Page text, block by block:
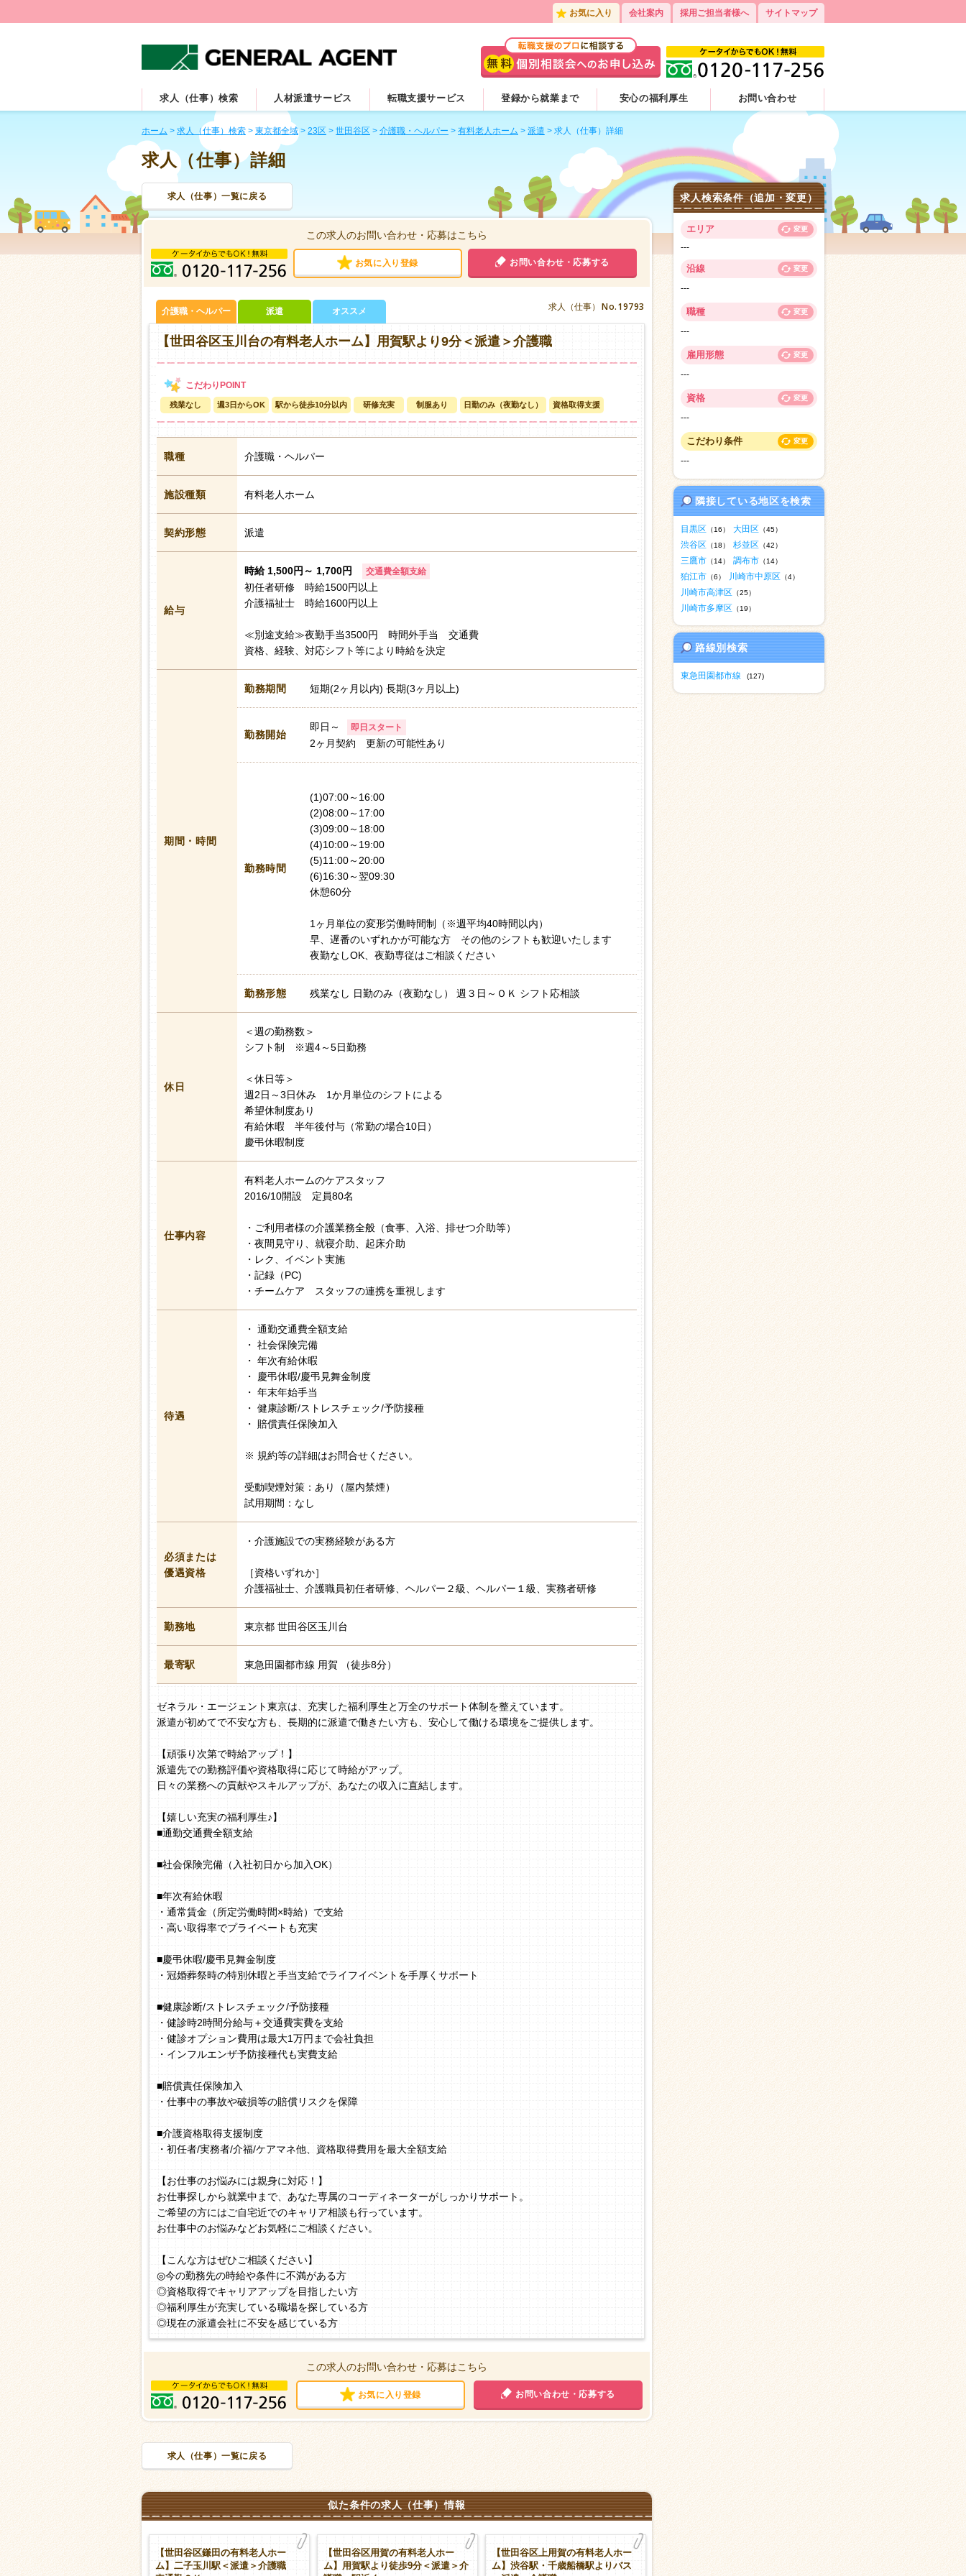
お気に入り 会社案内 採用ご担当者様へ サイトマップ
求人（仕事）検索 人材派遣サービス 転職支援サービス 登録から就業まで 安心の福利厚生 お問い合わせ
ホーム > 求人（仕事）検索 > 東京都全域> 23区 > 世田谷区 > 介護職・ヘルパー > 有料老人ホーム > 派遣 > 求人（仕事）詳細
求人（仕事）詳細
求人（仕事）一覧に戻る
この求人のお問い合わせ・応募はこちら
お気に入り登録 お問い合わせ・応募する
求人（仕事） No.19793
介護職・ヘルパー 派遣 オススメ
【世田谷区玉川台の有料老人ホーム】用賀駅より9分＜派遣＞介護職
残業なし 週3日からOK 駅から徒歩10分以内 研修充実 制服あり 日勤のみ（夜勤なし） 資格取得支援
職種 介護職・ヘルパー
施設種類 有料老人ホーム
契約形態 派遣
給与
時給 1,500円～ 1,700円 交通費全額支給
初任者研修 時給1500円以上
介護福祉士 時給1600円以上
≪別途支給≫夜勤手当3500円 時間外手当 交通費
資格、経験、対応シフト等により時給を決定
期間・時間
勤務期間 短期(2ヶ月以内) 長期(3ヶ月以上)
勤務開始
即日～ 即日スタート
2ヶ月契約 更新の可能性あり
勤務時間
(1)07:00～16:00
(2)08:00～17:00
(3)09:00～18:00
(4)10:00～19:00
(5)11:00～20:00
(6)16:30～翌09:30
休憩60分
1ヶ月単位の変形労働時間制（※週平均40時間以内）
早、遅番のいずれかが可能な方 その他のシフトも歓迎いたします
夜勤なしOK、夜勤専従はご相談ください
勤務形態 残業なし 日勤のみ（夜勤なし） 週３日～ＯＫ シフト応相談
休日
＜週の勤務数＞
シフト制 ※週4～5日勤務
＜休日等＞
週2日～3日休み 1か月単位のシフトによる
希望休制度あり
有給休暇 半年後付与（常勤の場合10日）
慶弔休暇制度
仕事内容
有料老人ホームのケアスタッフ
2016/10開設 定員80名
・ご利用者様の介護業務全般（食事、入浴、排せつ介助等）
・夜間見守り、就寝介助、起床介助
・レク、イベント実施
・記録（PC)
・チームケア スタッフの連携を重視します
待遇
・ 通勤交通費全額支給
・ 社会保険完備
・ 年次有給休暇
・ 慶弔休暇/慶弔見舞金制度
・ 年末年始手当
・ 健康診断/ストレスチェック/予防接種
・ 賠償責任保険加入
※ 規約等の詳細はお問合せください。
受動喫煙対策：あり（屋内禁煙）
試用期間：なし
必須または
優遇資格
・介護施設での実務経験がある方
［資格いずれか］
介護福祉士、介護職員初任者研修、ヘルパー２級、ヘルパー１級、実務者研修
勤務地 東京都 世田谷区玉川台
最寄駅 東急田園都市線 用賀 （徒歩8分）
ゼネラル・エージェント東京は、充実した福利厚生と万全のサポート体制を整えています。
派遣が初めてで不安な方も、長期的に派遣で働きたい方も、安心して働ける環境をご提供します。
【頑張り次第で時給アップ！】
派遣先での勤務評価や資格取得に応じて時給がアップ。
日々の業務への貢献やスキルアップが、あなたの収入に直結します。
【嬉しい充実の福利厚生♪】
■通勤交通費全額支給
■社会保険完備（入社初日から加入OK）
■年次有給休暇
・通常賃金（所定労働時間×時給）で支給
・高い取得率でプライベートも充実
■慶弔休暇/慶弔見舞金制度
・冠婚葬祭時の特別休暇と手当支給でライフイベントを手厚くサポート
■健康診断/ストレスチェック/予防接種
・健診時2時間分給与＋交通費実費を支給
・健診オプション費用は最大1万円まで会社負担
・インフルエンザ予防接種代も実費支給
■賠償責任保険加入
・仕事中の事故や破損等の賠償リスクを保障
■介護資格取得支援制度
・初任者/実務者/介福/ケアマネ他、資格取得費用を最大全額支給
【お仕事のお悩みには親身に対応！】
お仕事探しから就業中まで、あなた専属のコーディネーターがしっかりサポート。
ご希望の方にはご自宅近でのキャリア相談も行っています。
お仕事中のお悩みなどお気軽にご相談ください。
【こんな方はぜひご相談ください】
◎今の勤務先の時給や条件に不満がある方
◎資格取得でキャリアアップを目指したい方
◎福利厚生が充実している職場を探している方
◎現在の派遣会社に不安を感じている方
この求人のお問い合わせ・応募はこちら
お気に入り登録 お問い合わせ・応募する
求人（仕事）一覧に戻る
似た条件の求人（仕事）情報
【世田谷区鎌田の有料老人ホー
ム】二子玉川駅＜派遣＞介護職
【世田谷区用賀の有料老人ホー
ム】用賀駅より徒歩9分＜派遣＞介
【世田谷区上用賀の有料老人ホー
ム】渋谷駅・千歳船橋駅よりバス
求人検索条件（追加・変更）
エリア 変更
---
沿線 変更
---
職種 変更
---
雇用形態 変更
---
資格 変更
---
こだわり条件 変更
---
隣接している地区を検索
目黒区 （16） 大田区 （45）
渋谷区 （18） 杉並区 （42）
三鷹市 （14） 調布市 （14）
狛江市 （6） 川崎市中原区 （4）
川崎市高津区 （25）
川崎市多摩区 （19）
路線別検索
東急田園都市線 (127)